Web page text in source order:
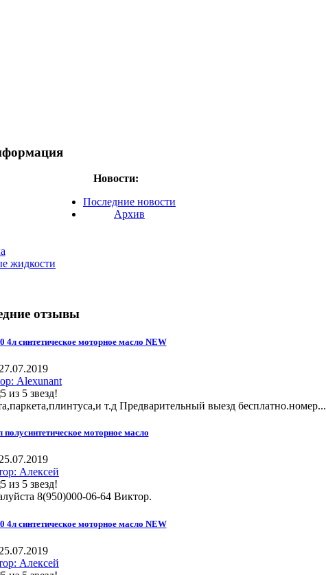
жидкости
Новости:
Последние новости
Архив
отзывы
синтетическое моторное масло NEW
27.07.2019
Alexunant
т.д Предварительный выезд бесплатно.номер...
моторное масло
Алексей
8(950)000-06-64 Виктор.
синтетическое моторное масло NEW
25.07.2019
Алексей